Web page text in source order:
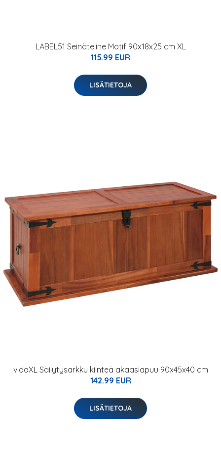
LABEL51 Seinäteline Motif 90x18x25 cm XL
115.99 EUR
LISÄTIETOJA
vidaXL Säilytysarkku kiinteä akaasiapuu 90x45x40 cm
142.99 EUR
LISÄTIETOJA